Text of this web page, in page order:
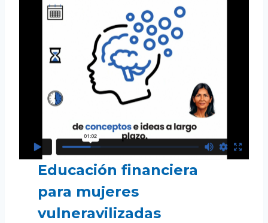
Educación financiera
para mujeres
vulneravilizadas